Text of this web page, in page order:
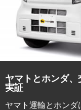
ヤマトとホンダ
実証
ヤマト運輸とホン